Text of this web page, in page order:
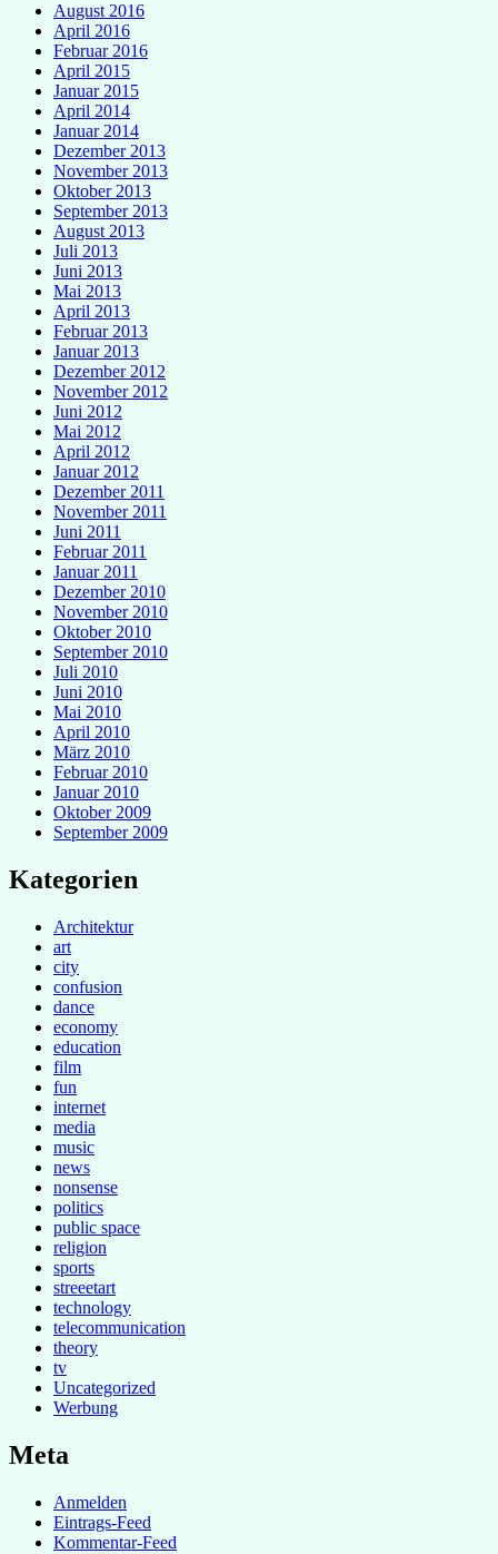
August 2016
April 2016
Februar 2016
April 2015
Januar 2015
April 2014
Januar 2014
Dezember 2013
November 2013
Oktober 2013
September 2013
August 2013
Juli 2013
Juni 2013
Mai 2013
April 2013
Februar 2013
Januar 2013
Dezember 2012
November 2012
Juni 2012
Mai 2012
April 2012
Januar 2012
Dezember 2011
November 2011
Juni 2011
Februar 2011
Januar 2011
Dezember 2010
November 2010
Oktober 2010
September 2010
Juli 2010
Juni 2010
Mai 2010
April 2010
März 2010
Februar 2010
Januar 2010
Oktober 2009
September 2009
Kategorien
Architektur
art
city
confusion
dance
economy
education
film
fun
internet
media
music
news
nonsense
politics
public space
religion
sports
streeetart
technology
telecommunication
theory
tv
Uncategorized
Werbung
Meta
Anmelden
Eintrags-Feed
Kommentar-Feed